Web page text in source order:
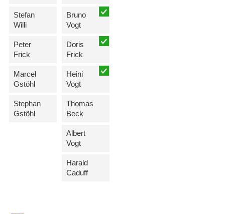
Stefan
Willi
Peter
Frick
Marcel
Gstöhl
Stephan
Gstöhl
Bruno
Vogt
Doris
Frick
Heini
Vogt
Thomas
Beck
Albert
Vogt
Harald
Caduff